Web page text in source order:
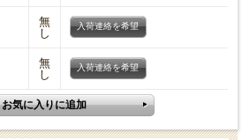
無
し
入荷連絡を希望
無
し
入荷連絡を希望